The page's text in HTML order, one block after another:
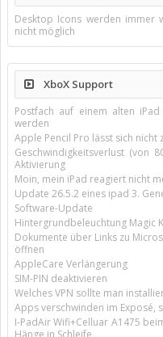
Desktop Icons werden immer
nicht möglich
XboX Support
Postfach auf einem alten
werden
Apple Pencil Pro lässt sich nicht
Geschwindigkeitsverlust (von
Aktivierung
Moin, mein iPad reagiert nicht
Update 26.5.2 eines ipad 3.
Software-Update
Hintergrundbeleuchtung Magic
Dokumente über Links zu
öffnen
AppleCare Verlängerung
SIM-PIN deaktivieren
Welches VPN sollte man
Apps verschwinden im Exposé,
I-PadAir Wifi+Celluar A1475
Hänge in Schleife